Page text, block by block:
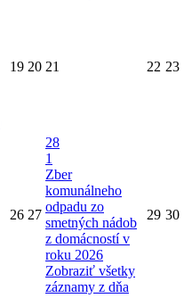
19 20 21 22 23
26 27
28
1
Zber
komunálneho
odpadu zo
smetných nádob
z domácností v
roku 2026
Zobraziť všetky
záznamy z dňa
29 30